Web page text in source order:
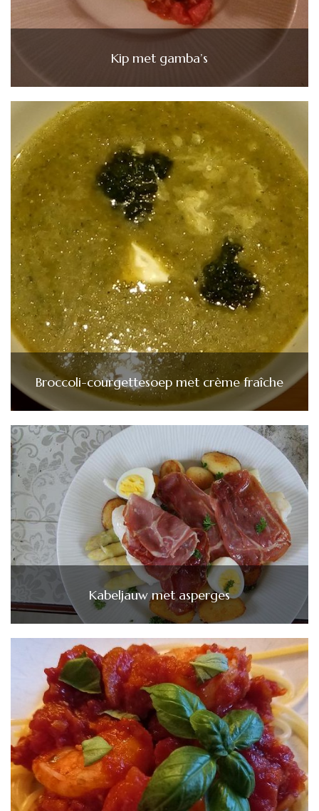
Kip met gamba’s
Broccoli-courgettesoep met crème fraîche
Kabeljauw met asperges